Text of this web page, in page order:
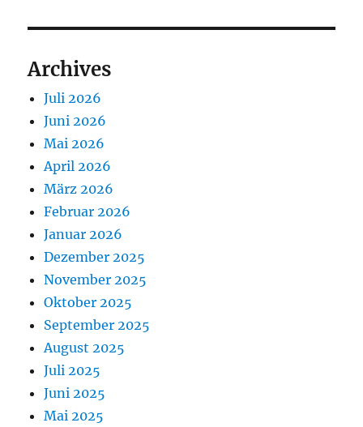
Archives
Juli 2026
Juni 2026
Mai 2026
April 2026
März 2026
Februar 2026
Januar 2026
Dezember 2025
November 2025
Oktober 2025
September 2025
August 2025
Juli 2025
Juni 2025
Mai 2025